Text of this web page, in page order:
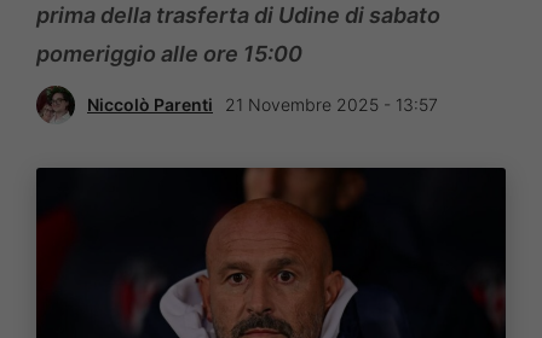
prima della trasferta di Udine di sabato
pomeriggio alle ore 15:00
Niccolò Parenti 21 Novembre 2025 - 13:57